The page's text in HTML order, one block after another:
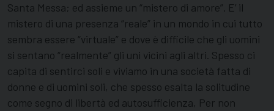
Santa Messa; ed assieme un “mistero di amore”. E’ il
mistero di una presenza “reale” in un mondo in cui tutto
sembra essere “virtuale” e dove è difficile che gli uomini
si sentano “realmente” gli uni vicini agli altri. Spesso ci
capita di sentirci soli e viviamo in una società fatta di
donne e di uomini soli, che spesso esalta la solitudine
come segno di libertà ed autosufficienza, Per non